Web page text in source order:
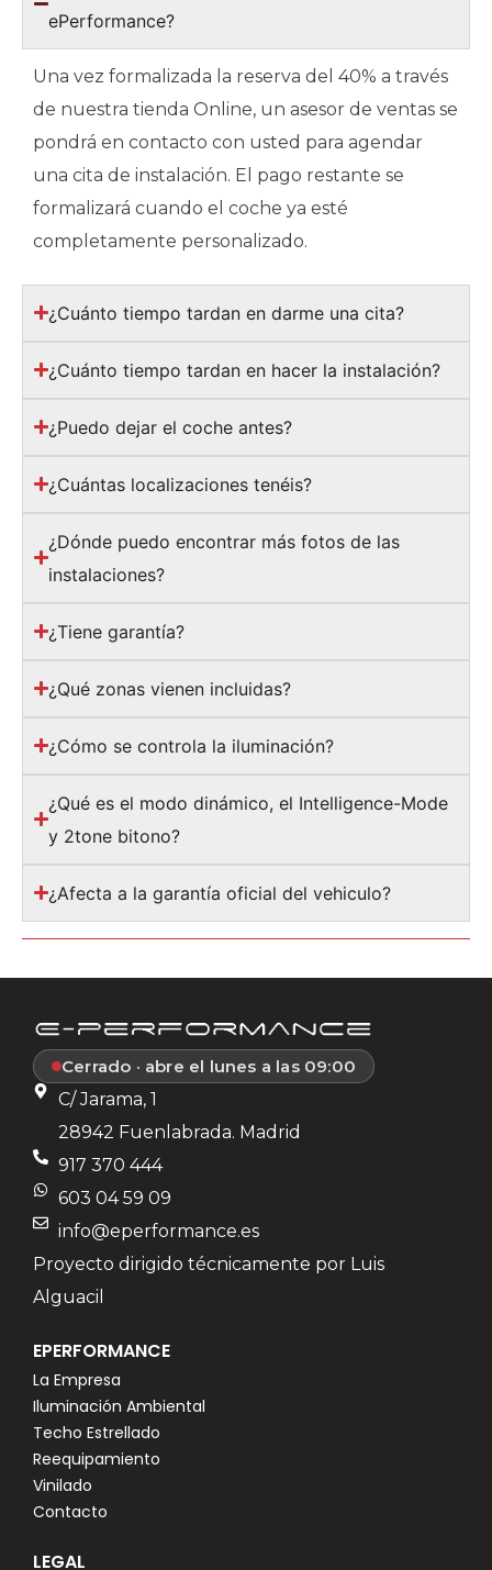
ePerformance?
Una vez formalizada la reserva del 40% a través
de nuestra tienda Online, un asesor de ventas se
pondrá en contacto con usted para agendar
una cita de instalación. El pago restante se
formalizará cuando el coche ya esté
completamente personalizado.
¿Cuánto tiempo tardan en darme una cita?
¿Cuánto tiempo tardan en hacer la instalación?
¿Puedo dejar el coche antes?
¿Cuántas localizaciones tenéis?
¿Dónde puedo encontrar más fotos de las
instalaciones?
¿Tiene garantía?
¿Qué zonas vienen incluidas?
¿Cómo se controla la iluminación?
¿Qué es el modo dinámico, el Intelligence-Mode
y 2tone bitono?
¿Afecta a la garantía oficial del vehiculo?
Cerrado · abre el lunes a las 09:00
C/ Jarama, 1
28942 Fuenlabrada. Madrid
917 370 444
603 04 59 09
info@eperformance.es
Proyecto dirigido técnicamente por Luis
Alguacil
EPERFORMANCE
La Empresa
Iluminación Ambiental
Techo Estrellado
Reequipamiento
Vinilado
Contacto
LEGAL